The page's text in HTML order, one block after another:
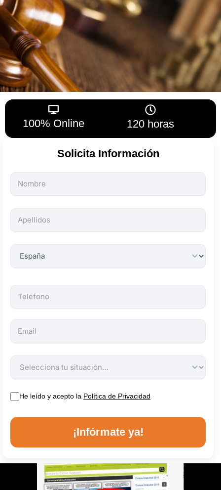
100% Online 120 horas
Solicita Información
Todos
los
son
obligatorios.
He leído y acepto la Política de Privacidad
¡Infórmate ya!